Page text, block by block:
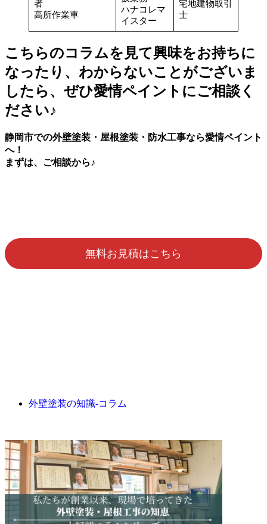
者
高所作業車
ハナコレマ
イスター
宅地建物取引
士
こちらのコラムを見て興味をお持ちに
なったり、わからないことがございま
したら、ぜひ愛情ペイントにご相談く
ださい♪
静岡市での外壁塗装・屋根塗装・防水工事なら愛情ペイント
へ！
まずは、ご相談から♪
無料お見積はこちら
外壁塗装の知識‐コラム